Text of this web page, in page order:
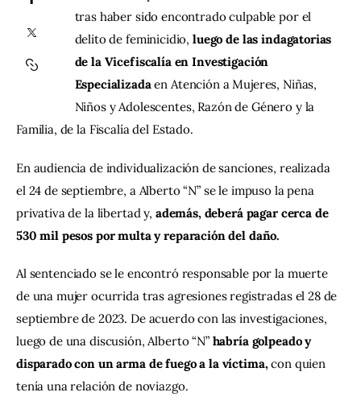
Contacto
tras haber sido encontrado culpable por el
delito de feminicidio, luego de las indagatorias
de la Vicefiscalía en Investigación
Especializada en Atención a Mujeres, Niñas,
Niños y Adolescentes, Razón de Género y la
Familia, de la Fiscalía del Estado.
En audiencia de individualización de sanciones, realizada
el 24 de septiembre, a Alberto “N” se le impuso la pena
privativa de la libertad y, además, deberá pagar cerca de
530 mil pesos por multa y reparación del daño.
Al sentenciado se le encontró responsable por la muerte
de una mujer ocurrida tras agresiones registradas el 28 de
septiembre de 2023. De acuerdo con las investigaciones,
luego de una discusión, Alberto “N” habría golpeado y
disparado con un arma de fuego a la víctima, con quien
tenía una relación de noviazgo.